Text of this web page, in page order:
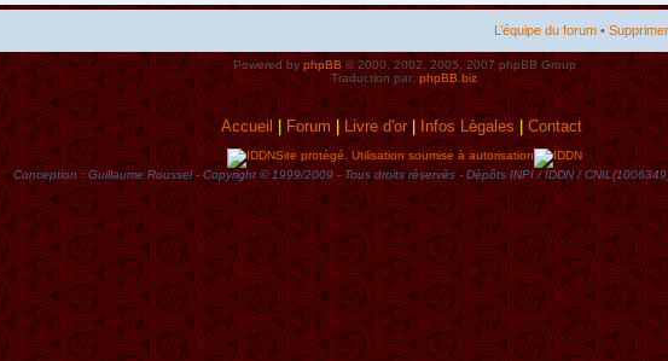
L’équipe du forum •
Powered byphpBB© 2000, 2002, 2005, 2007 phpBB Group
Traduction par: phpBB.biz
Accueil|Forum |Livre d'or| Infos Lègales|Contact
Site protégé. Utilisation soumise à autorisation
Conception : Guillaume Roussel - Copyright © 1999/2009 - Tous droits rèservès - Dèpôts INPI / IDDN /